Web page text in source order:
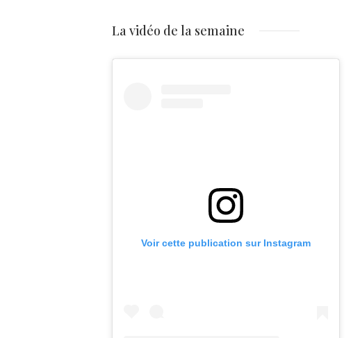
La vidéo de la semaine
Voir cette publication sur Instagram